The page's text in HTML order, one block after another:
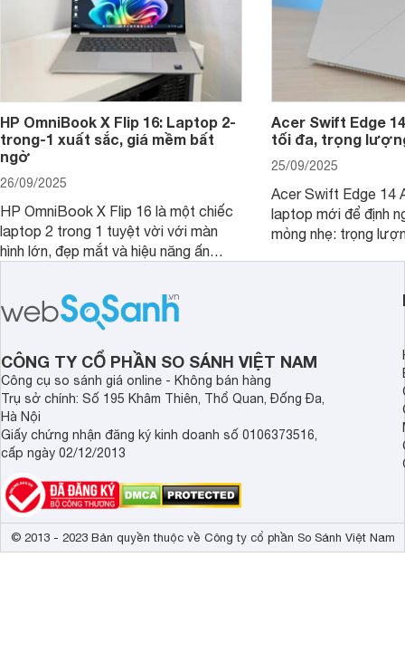
HP OmniBook X Flip 16: Laptop 2-
trong-1 xuất sắc, giá mềm bất
ngờ
26/09/2025
HP OmniBook X Flip 16 là một chiếc
laptop 2 trong 1 tuyệt vời với màn
hình lớn, đẹp mắt và hiệu năng ấn
mức giá vô cùng hấp dẫn, biến nó trở
thành một lựa chọn “đáng đồng tiền
bát gạo” trên thị trường.
Acer Swift Edge
tối đa, trọng
25/09/2025
Acer Swift Edge 14
laptop mới để định
mỏng nhẹ: trọng
năng AI hàng đầu,
CÔNG TY CỔ PHẦN SO SÁNH VIỆT NAM
Công cụ so sánh giá online - Không bán hàng
Trụ sở chính: Số 195 Khâm Thiên, Thổ Quan, Đống Đa,
Hà Nội
Giấy chứng nhận đăng ký kinh doanh số 0106373516,
cấp ngày 02/12/2013
© 2013 - 2023 Bản quyền thuộc về Công ty cổ phần So Sánh Việt Nam